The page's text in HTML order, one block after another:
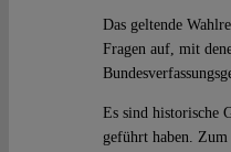
Das geltende
Fragen auf, mit
Es sind historische
geführt haben.